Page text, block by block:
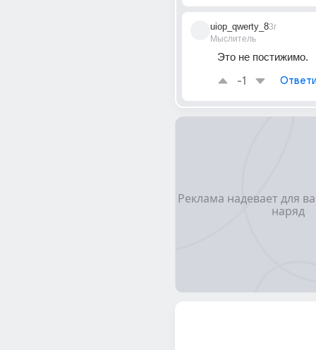
uiop_qwerty_8
Мыслитель
3г
Это не постижимо.
-1